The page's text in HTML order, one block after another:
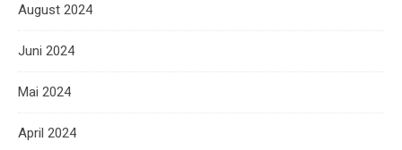
August 2024
Juni 2024
Mai 2024
April 2024